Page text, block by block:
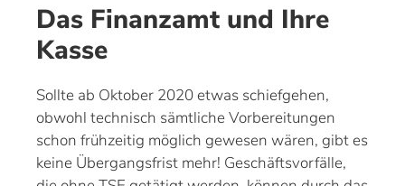
Das Finanzamt und Ihre
Kasse
Sollte ab Oktober 2020 etwas schiefgehen,
obwohl technisch sämtliche Vorbereitungen
schon frühzeitig möglich gewesen wären, gibt es
keine Übergangsfrist mehr! Geschäftsvorfälle,